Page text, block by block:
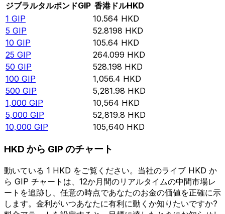
ジブラルタルポンドGIP 香港ドルHKD
1 GIP 10.564 HKD
5 GIP 52.8198 HKD
10 GIP 105.64 HKD
25 GIP 264.099 HKD
50 GIP 528.198 HKD
100 GIP 1,056.4 HKD
500 GIP 5,281.98 HKD
1,000 GIP 10,564 HKD
5,000 GIP 52,819.8 HKD
10,000 GIP 105,640 HKD
HKD から GIP のチャート
動いている 1 HKD をご覧ください。当社のライブ HKD か
ら GIP チャートは、12か月間のリアルタイムの中間市場レ
ートを追跡し、任意の時点であなたのお金の価値を正確に示
します。金利がいつあなたに有利に動くか知りたいですか?